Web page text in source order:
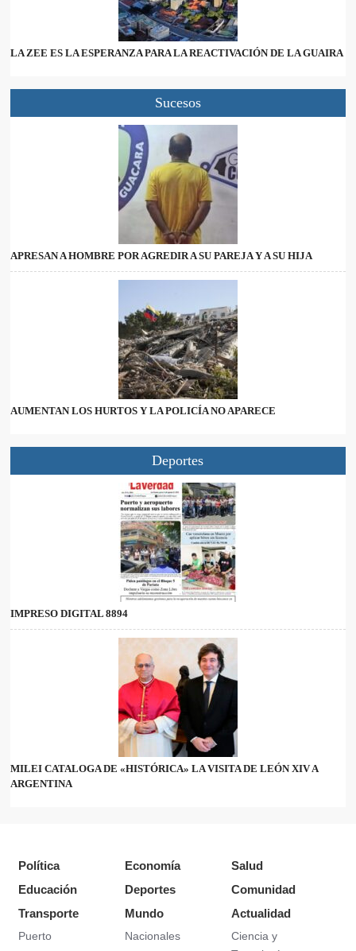
LA ZEE ES LA ESPERANZA PARA LA REACTIVACIÓN DE LA GUAIRA
Sucesos
APRESAN A HOMBRE POR AGREDIR A SU PAREJA Y A SU HIJA
AUMENTAN LOS HURTOS Y LA POLICÍA NO APARECE
Deportes
IMPRESO DIGITAL 8894
MILEI CATALOGA DE «HISTÓRICA» LA VISITA DE LEÓN XIV A
ARGENTINA
Política Economía
Salud
Educación
Deportes
Comunidad
Transporte
Puerto
Mundo
Nacionales
Actualidad
Ciencia y